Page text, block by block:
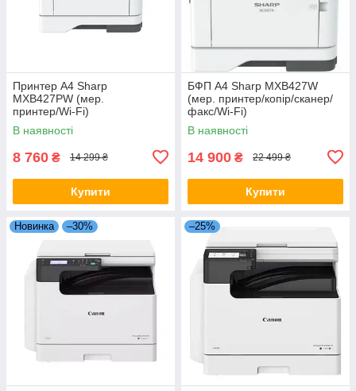
Принтер А4 Sharp
MXB427PW (мер.
принтер/Wi-Fi)
В наявності
8 760 ₴ 14 299 ₴
Купити
БФП А4 Sharp MXB427W
(мер. принтер/копір/сканер/
факс/Wi-Fi)
В наявності
14 900 ₴ 22 499 ₴
Купити
Новинка –30% –25%